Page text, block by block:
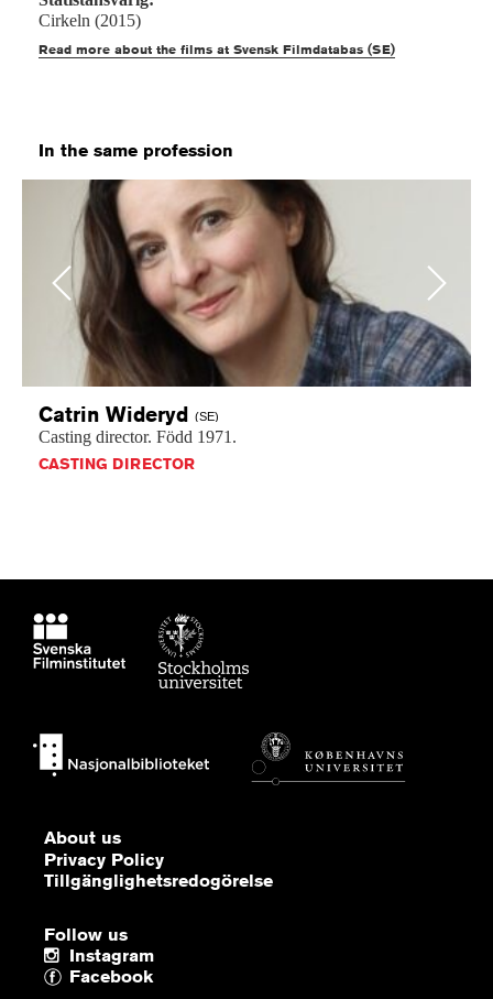
Cirkeln (2015)
Read more about the films at Svensk Filmdatabas (SE)
In the same profession
Previous
Catrin Wideryd (SE)
Casting director. Född 1971.
CASTING DIRECTOR
Next
About us
Privacy Policy
Tillgänglighetsredogörelse
Follow us
Instagram
Facebook